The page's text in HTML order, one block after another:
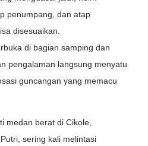
penumpang, dan atap
disesuaikan.
di bagian samping dan
pengalaman langsung menyatu
guncangan yang memacu
medan berat di Cikole,
sering kali melintasi